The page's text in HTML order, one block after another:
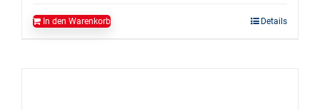
In den Warenkorb Details